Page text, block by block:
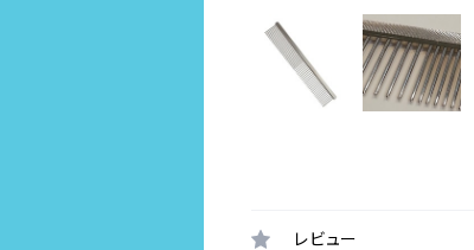
レビュー